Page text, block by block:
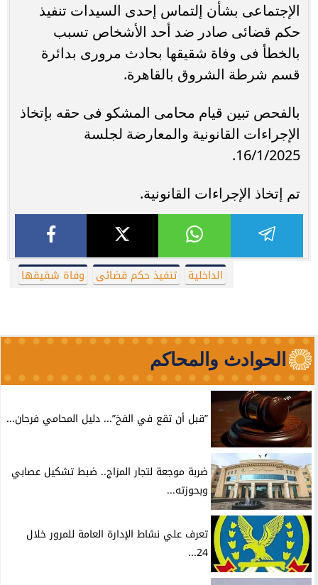
الإجتماعى بشأن إلتماس إحدى السيدات تنفيذ
حكم قضائى صادر ضد أحد الأشخاص تسبب
بالخطأ فى وفاة شقيقها بحادث مرورى بدائرة
قسم شرطة الشروق بالقاهرة.
بالفحص تبين قيام محامى المشكو فى حقه بإتخاذ
الإجراءات القانونية والمعارضة لجلسة
16/1/2025.
تم إتخاذ الإجراءات القانونية.
الداخلية تنفيذ حكم قضائى وفاة شقيقها
الحوادث والمحاكم
”قبل أن تقع في الفخ”... دليل المحامي فرحان...
ضربة موجعة لتجار المزاج.. ضبط تشكيل عصابي
وبحوزته...
تعرف علي نشاط الإدارة العامة للمرور خلال
24...